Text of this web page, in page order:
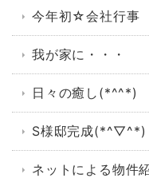
今年初☆会社行事
我が家に・・・
日々の癒し(*^^*)
S様邸完成(*^▽^*)
ネットによる物件